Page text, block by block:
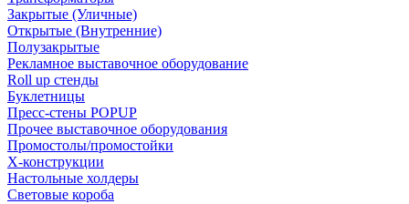
Закрытые (Уличные)
Открытые (Внутренние)
Полузакрытые
Рекламное выставочное оборудование
Roll up стенды
Буклетницы
Пресс-стены POPUP
Прочее выставочное оборудования
Промостолы/промостойки
Х-конструкции
Настольные холдеры
Световые короба